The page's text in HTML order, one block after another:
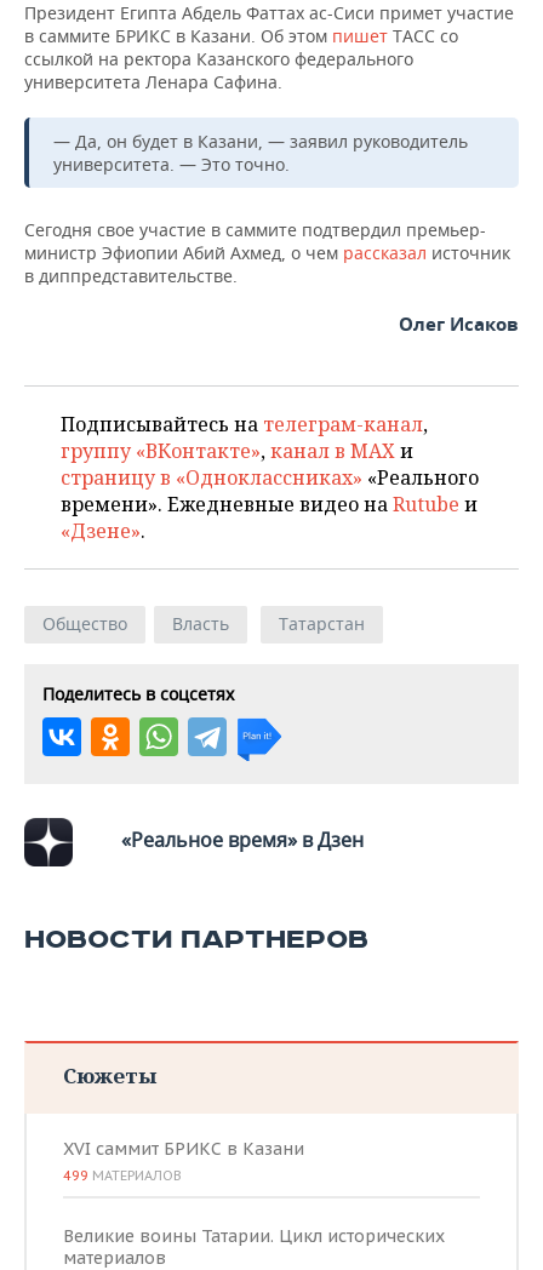
ТЕЛЕКОММУНИКАЦИИ
БИЗНЕС-БРАНЧИ
ONLINE-КОНФЕРЕНЦИИ
ОТКРЫТАЯ ЛЕКЦИЯ
ФУТБОЛ
ХОККЕЙ
БАСКЕТБОЛ
ВОЛЕЙБОЛ
КИБЕРСПОРТ
ХОККЕЙ С МЯЧОМ
НОВОСТИ ОБЩЕСТВА
ВЛАСТЬ
ИНФРАСТРУКТУРА
ИСТОРИЯ
КУЛЬТУРА
ПРОИСШЕСТВИЯ
ФОТОГАЛЕРЕЯ
СЮЖЕТЫ
СПРАВОЧНИК
СПИСОК ПЕРСОН
СПИСОК КОМПАНИЙ
ПОЛНАЯ ВЕРСИЯ
Президент Египта Абдель Фаттах ас-Сиси примет участие
в саммите БРИКС в Казани. Об этом пишет ТАСС со
ссылкой на ректора Казанского федерального
университета Ленара Сафина.
— Да, он будет в Казани, — заявил руководитель
университета. — Это точно.
Сегодня свое участие в саммите подтвердил премьер-
министр Эфиопии Абий Ахмед, о чем рассказал источник
в диппредставительстве.
Олег Исаков
Подписывайтесь на телеграм-канал,
группу «ВКонтакте»,канал в MAXи
страницу в «Одноклассниках» «Реального
времени». Ежедневные видео наRutube и
«Дзене».
Общество Власть Татарстан
Поделитесь в соцсетях
«Реальное время» в Дзен
НОВОСТИ ПАРТНЕРОВ
Сюжеты
XVI саммит БРИКС в Казани
499 МАТЕРИАЛОВ
Великие воины Татарии. Цикл исторических
материалов